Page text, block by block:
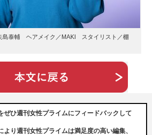
泰輔 ヘアメイク／MAKI スタイリスト／棚
ぜひ週刊女性プライムにフィードバックして
より週刊女性プライムは満足度の高い編集、